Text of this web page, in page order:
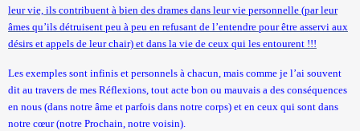
leur vie, ils contribuent à bien des drames dans leur vie personnelle (par leur
âmes qu’ils détruisent peu à peu en refusant de l’entendre pour être asservi aux
désirs et appels de leur chair) et dans la vie de ceux qui les entourent !!!
Les exemples sont infinis et personnels à chacun, mais comme je l’ai souvent
dit au travers de mes Réflexions, tout acte bon ou mauvais a des conséquences
en nous (dans notre âme et parfois dans notre corps) et en ceux qui sont dans
notre cœur (notre Prochain, notre voisin).